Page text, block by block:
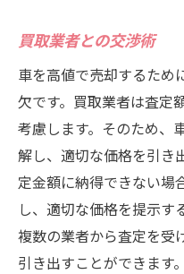
予約から査定ま
必要書類を事
査定日当日の
オンライン予
スピーディな
アフターサー
市原市の車買取業
位性
買取業者との交渉術
車を高値で売却するため
欠です。買取業者は査定
考慮します。そのため、
解し、適切な価格を引き
定金額に納得できない場
し、適切な価格を提示す
複数の業者から査定を受
引き出すことができます。